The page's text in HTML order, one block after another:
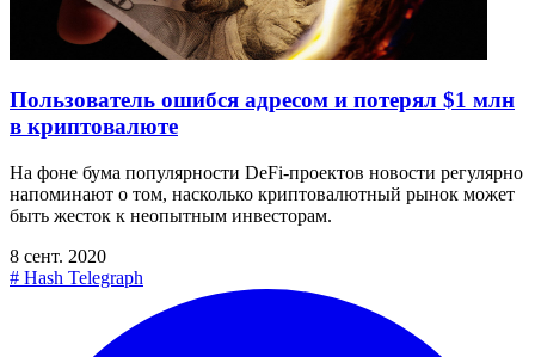
Пользователь ошибся адресом и потерял $1 млн
в криптовалюте
На фоне бума популярности DeFi-проектов новости регулярно
напоминают о том, насколько криптовалютный рынок может
быть жесток к неопытным инвесторам.
8 сент. 2020
# Hash Telegraph